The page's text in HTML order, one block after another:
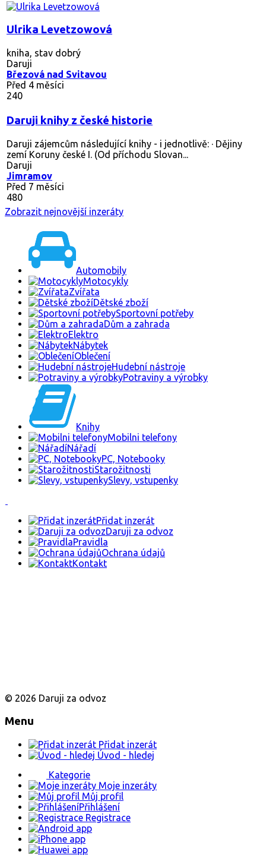
Ulrika Levetzowová
kniha, stav dobrý
Daruji
Březová nad Svitavou
Před 4 měsíci
240
Daruji knihy z české historie
Daruji zájemcům následující knihy - i jednotlivě: · Dějiny
zemí Koruny české I. (Od příchodu Slovan...
Daruji
Jimramov
Před 7 měsíci
480
Zobrazit nejnovější inzeráty
Automobily
Motocykly
Zvířata
Dětské zboží
Sportovní potřeby
Dům a zahrada
Elektro
Nábytek
Oblečení
Hudební nástroje
Potraviny a výrobky
Knihy
Mobilni telefony
Nářadí
PC, Notebooky
Starožitnosti
Slevy, vstupenky
Přidat inzerát
Daruji za odvoz
Pravidla
Ochrana údajů
Kontakt
© 2026 Daruji za odvoz
Menu
Přidat inzerát
Úvod - hledej
Kategorie
Moje inzeráty
Můj profil
Přihlášení
Registrace